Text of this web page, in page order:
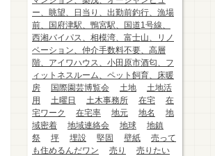
ー、眺望、日当り、出勤前釣行、漁場
前、国府津駅、鴨宮駅、国道1号線、
西湘バイパス、相模湾、富士山、リノ
ベーション、仲介手数料不要、高層
階、アイワハウス、小田原市酒匂、フ
ィットネスルーム、ペット飼育、床暖
房
国際園芸博覧会 土地
土地活
用
土曜日 土木事務所 在宅
在
宅ワーク
在宅率 地元 地名
地
域密着
地域連絡会 地球
地鎮
祭
坪 埋設 堅固 壁紙
売って
も住めるんだワン
売り
売りたい